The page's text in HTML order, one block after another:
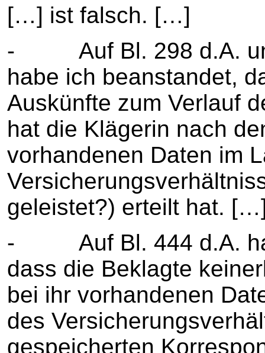
[…] ist falsch. […]
- Auf Bl. 298 d.A.
habe ich beanstandet,
Auskünfte zum Verlauf
hat die Klägerin nach
vorhandenen Daten im
geleistet?) erteilt hat.
- Auf Bl. 444 d.A.
dass die Beklagte
bei ihr vorhandenen
des
gespeicherten